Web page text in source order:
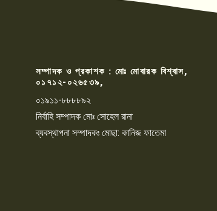
সম্পাদক ও প্রকাশক : মোঃ মোবারক বিশ্বাস,
০১৭১২-০২৬৫৩৯,
০১৯১১-৮৮৮৮৯২
নির্বাহি সম্পাদক মোঃ সোহেল রানা
ব্যবস্থাপনা সম্পাদকঃ মোছা: কানিজ ফাতেমা